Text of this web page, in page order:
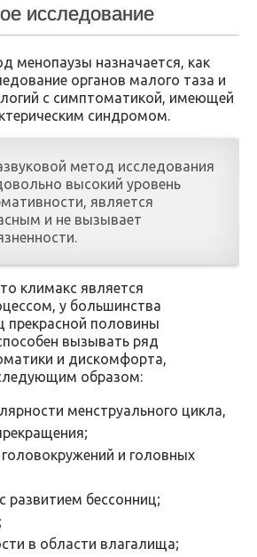
исследование
менопаузы назначается, как
органов малого таза и
с симптоматикой, имеющей
синдромом.
метод исследования
высокий уровень
является
и не вызывает
климакс является
у большинства
прекрасной половины
вызывать ряд
и дискомфорта,
образом:
менструального цикла,
и головных
развитием бессонниц;
в области влагалища;